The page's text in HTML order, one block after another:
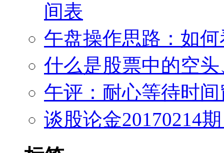
间表
午盘操作思路：如
什么是股票中的空
午评：耐心等待时
谈股论金20170214